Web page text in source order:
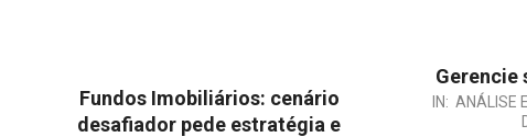
Fundos Imobiliários: cenário
desafiador pede estratégia e
Gerencie
2025-
IN: ANÁLISE